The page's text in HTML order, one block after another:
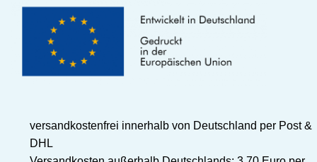
versandkostenfrei innerhalb von Deutschland per Post &
DHL